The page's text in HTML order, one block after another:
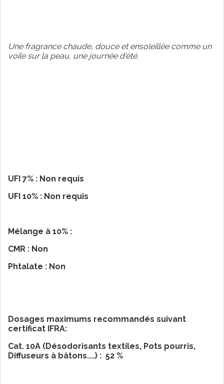
Une fragrance chaude, douce et ensoleillée comme un
voile sur la peau, une journée d'été.
UFI 7% : Non requis
UFI 10% : Non requis
Mélange à 10% :
CMR : Non
Phtalate : Non
Dosages maximums recommandés suivant
certificat IFRA:
Cat. 10A (Désodorisants textiles, Pots pourris,
Diffuseurs à bâtons....) : 52 %